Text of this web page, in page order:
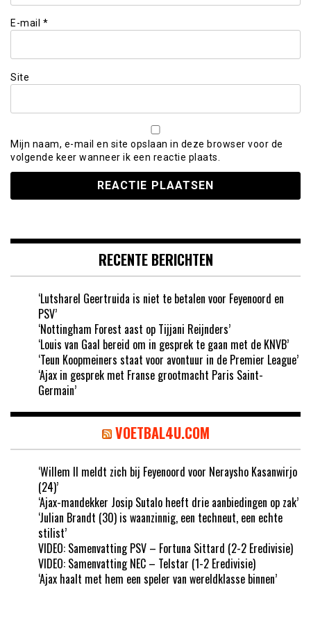
E-mail *
Site
Mijn naam, e-mail en site opslaan in deze browser voor de
volgende keer wanneer ik een reactie plaats.
RECENTE BERICHTEN
‘Lutsharel Geertruida is niet te betalen voor Feyenoord en
PSV’
‘Nottingham Forest aast op Tijjani Reijnders’
‘Louis van Gaal bereid om in gesprek te gaan met de KNVB’
‘Teun Koopmeiners staat voor avontuur in de Premier League’
‘Ajax in gesprek met Franse grootmacht Paris Saint-
Germain’
VOETBAL4U.COM
‘Willem II meldt zich bij Feyenoord voor Neraysho Kasanwirjo
(24)’
‘Ajax-mandekker Josip Sutalo heeft drie aanbiedingen op zak’
‘Julian Brandt (30) is waanzinnig, een techneut, een echte
stilist’
VIDEO: Samenvatting PSV – Fortuna Sittard (2-2 Eredivisie)
VIDEO: Samenvatting NEC – Telstar (1-2 Eredivisie)
‘Ajax haalt met hem een speler van wereldklasse binnen’